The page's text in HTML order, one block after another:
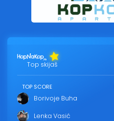
Top skijaš
TOP SCORE
Borivoje Buha
Lenka Vasić